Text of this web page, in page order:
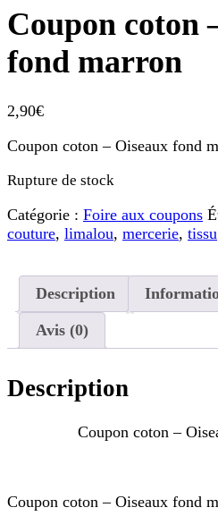
Coupon coton
fond marron
2,90€
Coupon coton – Oiseaux fond
Rupture de stock
Catégorie : Foire aux coupons
couture, limalou, mercerie, tissu
Description
Avis (0)
Description
Coupon coton –
Coupon coton – Oiseaux fond